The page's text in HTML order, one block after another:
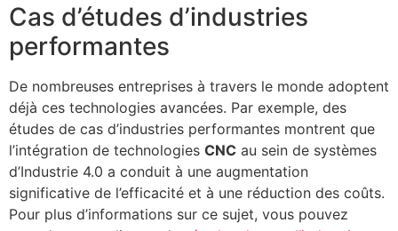
Cas d’études d’industries
performantes
De nombreuses entreprises à travers le monde adoptent
déjà ces technologies avancées. Par exemple, des
études de cas d’industries performantes montrent que
l’intégration de technologies CNC au sein de systèmes
d’Industrie 4.0 a conduit à une augmentation
significative de l’efficacité et à une réduction des coûts.
Pour plus d’informations sur ce sujet, vous pouvez